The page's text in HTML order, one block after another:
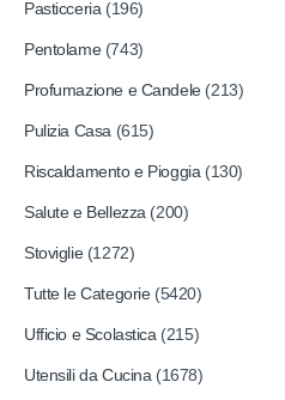
Pasticceria (196)
Pentolame (743)
Profumazione e Candele (213)
Pulizia Casa (615)
Riscaldamento e Pioggia (130)
Salute e Bellezza (200)
Stoviglie (1272)
Tutte le Categorie (5420)
Ufficio e Scolastica (215)
Utensili da Cucina (1678)